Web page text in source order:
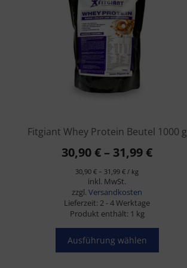
Fitgiant Whey Protein Beutel 1000 g
30,90€ – 31,99€
30,90€ – 31,99€ / kg
inkl. MwSt.
zzgl.Versandkosten
Lieferzeit: 2 - 4 Werktage
Produkt enthält: 1 kg
Ausführung wählen
werden